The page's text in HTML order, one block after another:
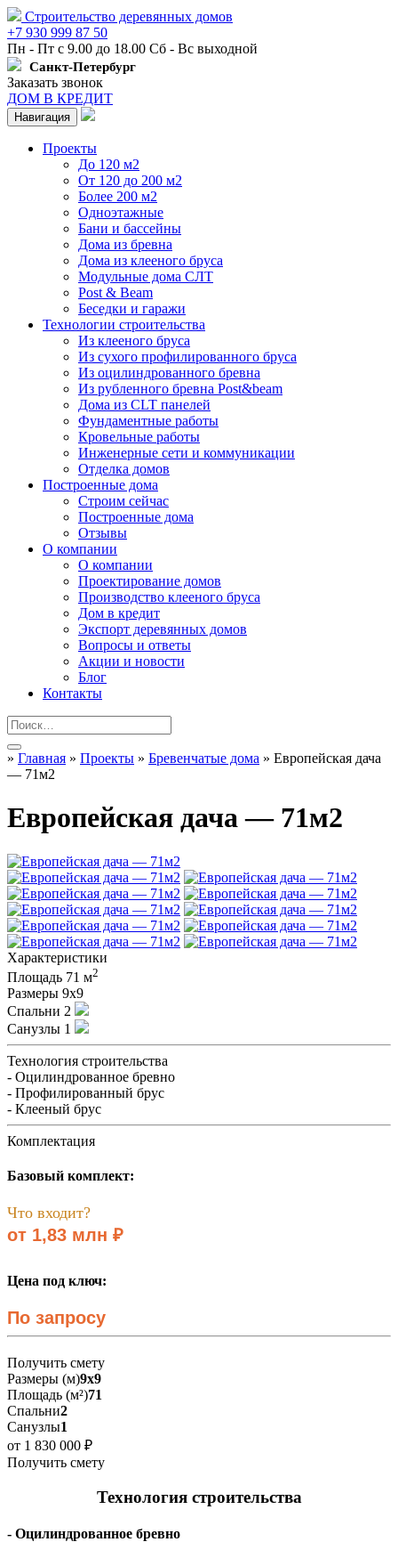
Строительство деревянных домов
+7 930 999 87 50
Пн - Пт с 9.00 до 18.00 Сб - Вс выходной
Санкт-Петербург
Заказать звонок
ДОМ В КРЕДИТ
Навигация
Проекты
До 120 м2
От 120 до 200 м2
Более 200 м2
Одноэтажные
Бани и бассейны
Дома из бревна
Дома из клееного бруса
Модульные дома СЛТ
Post & Beam
Беседки и гаражи
Технологии строительства
Из клееного бруса
Из сухого профилированного бруса
Из оцилиндрованного бревна
Из рубленного бревна Post&beam
Дома из CLT панелей
Фундаментные работы
Кровельные работы
Инженерные сети и коммуникации
Отделка домов
Построенные дома
Строим сейчас
Построенные дома
Отзывы
О компании
О компании
Проектирование домов
Производство клееного бруса
Дом в кредит
Экспорт деревянных домов
Вопросы и ответы
Акции и новости
Блог
Контакты
» Главная » Проекты » Бревенчатые дома » Европейская дача
— 71м2
Европейская дача — 71м2
Характеристики
Площадь 71 м2
Размеры 9х9
Спальни 2
Санузлы 1
Технология строительства
- Оцилиндрованное бревно
- Профилированный брус
- Клееный брус
Комплектация
Базовый комплект:
Что входит?
от 1,83 млн ₽
Цена под ключ:
По запросу
Получить смету
Размеры (м)9х9
Площадь (м²)71
Спальни2
Санузлы1
от 1 830 000 ₽
Получить смету
Технология строительства
- Оцилиндрованное бревно